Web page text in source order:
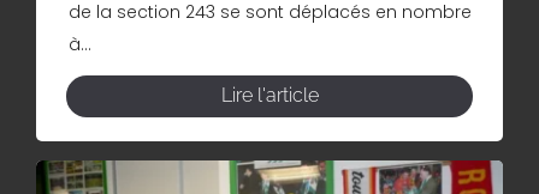
de la section 243 se sont déplacés en nombre
à...
Lire l'article